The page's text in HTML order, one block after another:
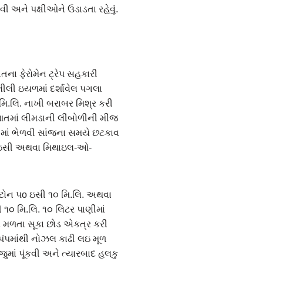
અને પક્ષીઓને ઉડાડતા રહેવું.
ફેરોમેન ટ્રેપ સહકારી
ઇયળમાં દર્શાવેલ પગલા
નાખી બરાબર મિશ્ર કરી
લીમડાની લીંબોળીની મીંજ
ભેળવી સાંજના સમયે છટકાવ
અથવા મિથાઇલ-ઓ-
પo ઇસી ૧૦ મિ.લિ. અથવા
મિ.લિ. ૧૦ લિટર પાણીમાં
સૂકા છોડ એકત્ર કરી
નોઝલ કાઢી લઇ મૂળ
પૂંકવી અને ત્યારબાદ હલકુ